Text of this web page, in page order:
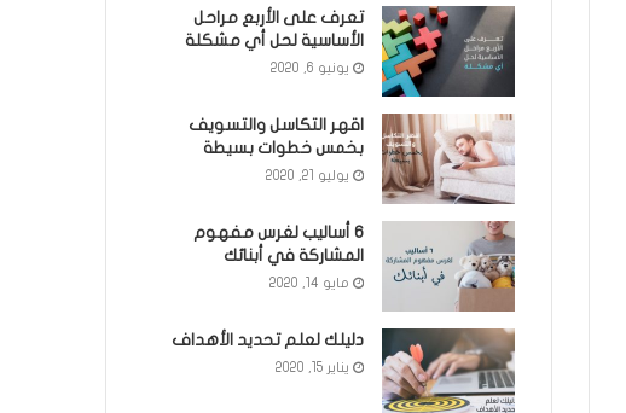
تعرف على الأربع مراحل
الأساسية لحل أي مشكلة
يونيو 6, 2020
اقهر التكاسل والتسويف
بخمس خطوات بسيطة
يوليو 21, 2020
6 أساليب لغرس مفهوم
المشاركة في أبنائك
مايو 14, 2020
دليلك لعلم تحديد الأهداف
يناير 15, 2020